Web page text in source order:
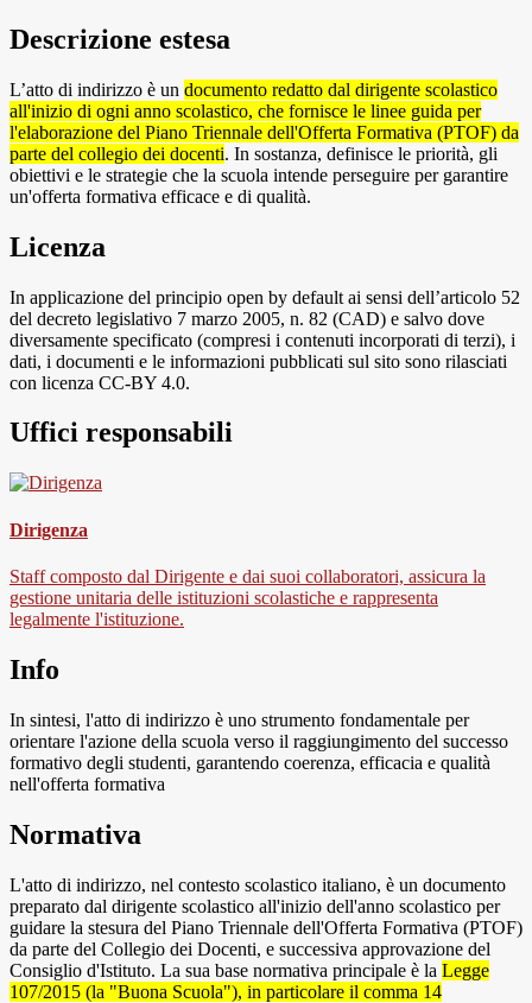
Descrizione estesa
L’atto di indirizzo è un documento redatto dal dirigente scolastico
all'inizio di ogni anno scolastico, che fornisce le linee guida per
l'elaborazione del Piano Triennale dell'Offerta Formativa (PTOF) da
parte del collegio dei docenti. In sostanza, definisce le priorità, gli
obiettivi e le strategie che la scuola intende perseguire per garantire
un'offerta formativa efficace e di qualità.
Licenza
In applicazione del principio open by default ai sensi dell’articolo 52
del decreto legislativo 7 marzo 2005, n. 82 (CAD) e salvo dove
diversamente specificato (compresi i contenuti incorporati di terzi), i
dati, i documenti e le informazioni pubblicati sul sito sono rilasciati
con licenza CC-BY 4.0.
Uffici responsabili
Dirigenza
Staff composto dal Dirigente e dai suoi collaboratori, assicura la
gestione unitaria delle istituzioni scolastiche e rappresenta
legalmente l'istituzione.
Info
In sintesi, l'atto di indirizzo è uno strumento fondamentale per
orientare l'azione della scuola verso il raggiungimento del successo
formativo degli studenti, garantendo coerenza, efficacia e qualità
nell'offerta formativa
Normativa
L'atto di indirizzo, nel contesto scolastico italiano, è un documento
preparato dal dirigente scolastico all'inizio dell'anno scolastico per
guidare la stesura del Piano Triennale dell'Offerta Formativa (PTOF)
da parte del Collegio dei Docenti, e successiva approvazione del
Consiglio d'Istituto. La sua base normativa principale è la Legge
107/2015 (la "Buona Scuola"), in particolare il comma 14